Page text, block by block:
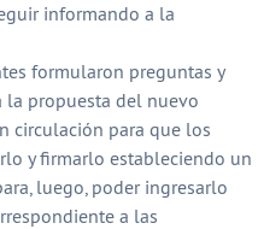
informando a la
formularon preguntas y
la propuesta del nuevo
circulación para que los
y firmarlo estableciendo un
luego, poder ingresarlo
a las